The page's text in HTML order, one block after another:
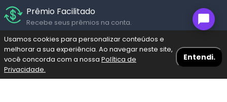
Bolões
Prêmio Facilitado
Recebe seus prêmios na conta.
Suporte Humanizado
Fale com um de nossos atendentes em diversos canais de
Seg. a Sáb.
Pagamento Seguro
Navegação Blog
Usamos cookies para personalizar conteúdos e
melhorar a sua experiência. Ao navegar neste site,
você concorda com a nossa Política de
Privacidade.
Entendi.